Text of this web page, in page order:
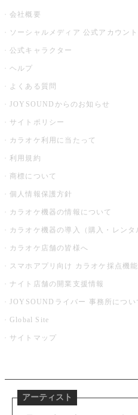
会社概要
ソーシャルメディア 公式アカウント
公式キャラクター
ヘルプ
よくある質問
JOYSOUNDからのお知らせ
サイトポリシー
カラオケ利用に当たって
利用規約
商標について
個人情報保護方針
カラオケ機器の情報について
カラオケ機器の導入（購入・レンタ
カラオケ店舗の皆様へ
スマホアプリ向け カラオケ採点機
ナイト店舗の開業支援情報
JOYSOUNDライバー 事務所につい
Global Site
サイトマップ
アーティスト